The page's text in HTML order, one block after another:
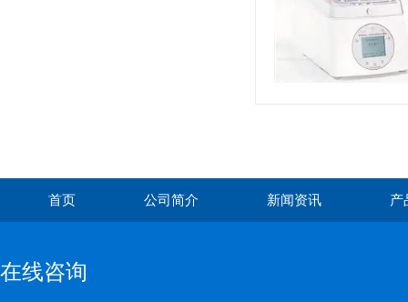
首页 公司简介 新闻资讯 产
在线咨询